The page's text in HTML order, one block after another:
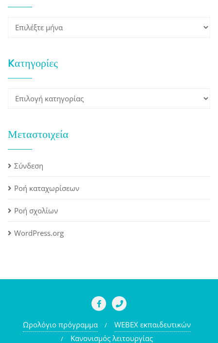
Ιστορικό
Kατηγορίες
Kατηγορίες
Μεταστοιχεία
Σύνδεση
Ροή καταχωρίσεων
Ροή σχολίων
WordPress.org
Ωρολόγιο πρόγραμμα
WEBEX εκπαιδευτικών
Κανονισμός λειτουργίας